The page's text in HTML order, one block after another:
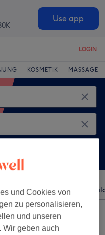
Use app
LOGIN
KOSMETIK MASSAGE
Besonderheiten
Essen
und Cookies von
zu personalisieren,
und unseren
Wir geben auch